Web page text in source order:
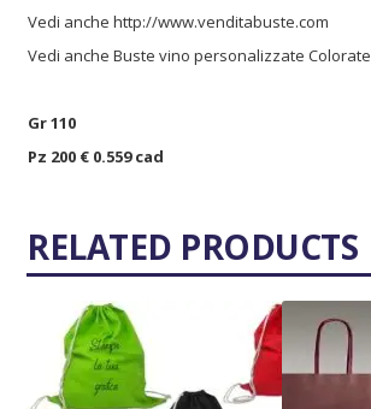
Vedi anche http://www.venditabuste.com
Vedi anche Buste vino personalizzate Colorate
Gr 110
Pz 200 € 0.559 cad
RELATED PRODUCTS